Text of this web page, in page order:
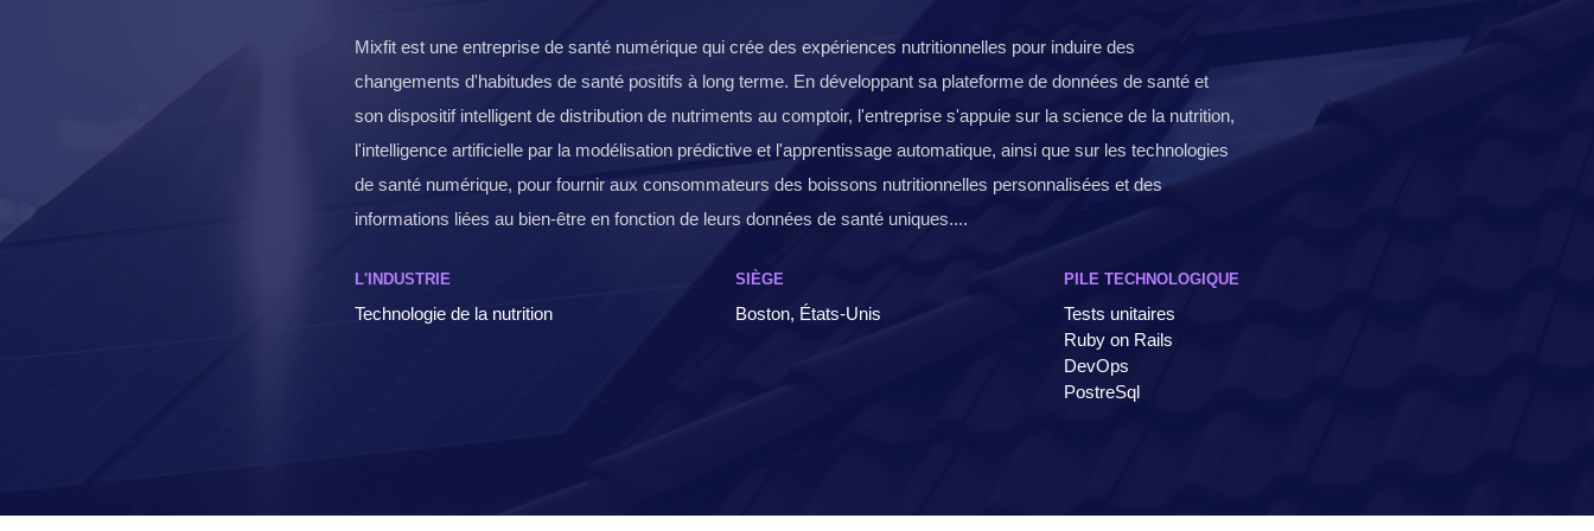
Mixfit est une entreprise de santé numérique qui crée des expériences nutritionnelles pour induire des
changements d'habitudes de santé positifs à long terme. En développant sa plateforme de données de santé et
son dispositif intelligent de distribution de nutriments au comptoir, l'entreprise s'appuie sur la science de la nutrition,
l'intelligence artificielle par la modélisation prédictive et l'apprentissage automatique, ainsi que sur les technologies
de santé numérique, pour fournir aux consommateurs des boissons nutritionnelles personnalisées et des
informations liées au bien-être en fonction de leurs données de santé uniques....
L'INDUSTRIE
Technologie de la nutrition
SIÈGE
Boston, États-Unis
PILE TECHNOLOGIQUE
Tests unitaires
Ruby on Rails
DevOps
PostreSql